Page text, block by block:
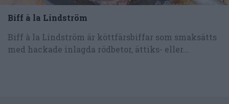
Biff à la Lindström
Biff à la Lindström är köttfärsbiffar som smaksätts
med hackade inlagda rödbetor, ättiks- eller...